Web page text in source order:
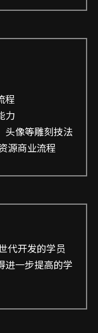
程
力
头像等雕刻技法
源商业流程
代开发的学员
进一步提高的学